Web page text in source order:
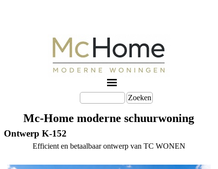
Zoeken
Mc-Home moderne schuurwoning
Ontwerp K-152
Efficient en betaalbaar ontwerp van TC WONEN